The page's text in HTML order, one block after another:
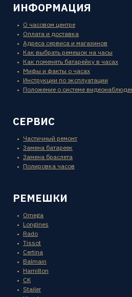
ИНФОРМАЦИЯ
О часовом центре
Оплата и доставка
Адреса сервиса и магазинов
Как выбрать ремешок на часы
Как поменять батарейку в часах
Мифы и факты о часах
Инструкции по эксплуатации
Положение о системе
СЕРВИС
Частичный ремонт
Замена батареек
Замена браслета
Полировка часов
РЕМЕШКИ
Omega
Longines
Rado
Tissot
Certina
Balmain
Hamilton
CK
Stailer